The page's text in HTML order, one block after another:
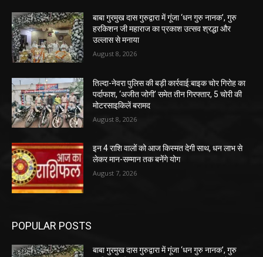
बाबा गुरमुख दास गुरुद्वारा में गूंजा ‘धन गुरु नानक’, गुरु
हरकिशन जी महाराज का प्रकाश उत्सव श्रद्धा और
उल्लास से मनाया
August 8, 2026
तिल्दा-नेवरा पुलिस की बड़ी कार्रवाई:बाइक चोर गिरोह का
पर्दाफाश, ‘अजीत जोगी’ समेत तीन गिरफ्तार, 5 चोरी की
मोटरसाइकिलें बरामद
August 8, 2026
इन 4 राशि वालों को आज किस्मत देगी साथ, धन लाभ से
लेकर मान-सम्मान तक बनेंगे योग
August 7, 2026
POPULAR POSTS
बाबा गुरमुख दास गुरुद्वारा में गूंजा ‘धन गुरु नानक’, गुरु